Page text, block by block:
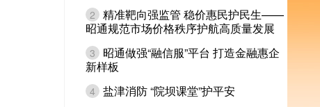
2 精准靶向强监管 稳价惠民护民生——
昭通规范市场价格秩序护航高质量发展
3
昭通做强“融信服”平台 打造金融惠企
新样板
4 盐津消防 “院坝课堂”护平安